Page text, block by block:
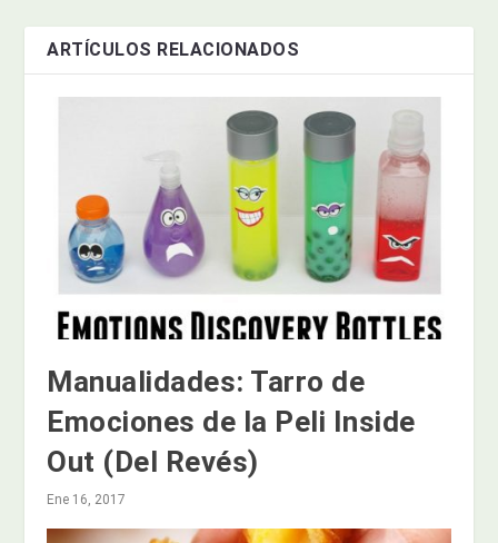
ARTÍCULOS RELACIONADOS
Manualidades: Tarro de
Emociones de la Peli Inside
Out (Del Revés)
Ene 16, 2017